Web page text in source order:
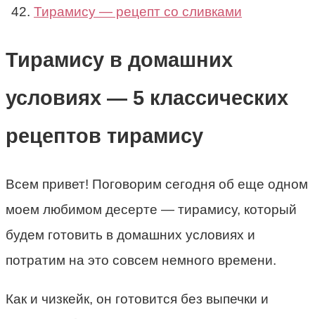
Тирамису — рецепт со сливками
Тирамису в домашних
условиях — 5 классических
рецептов тирамису
Всем привет! Поговорим сегодня об еще одном
моем любимом десерте — тирамису, который
будем готовить в домашних условиях и
потратим на это совсем немного времени.
Как и чизкейк, он готовится без выпечки и